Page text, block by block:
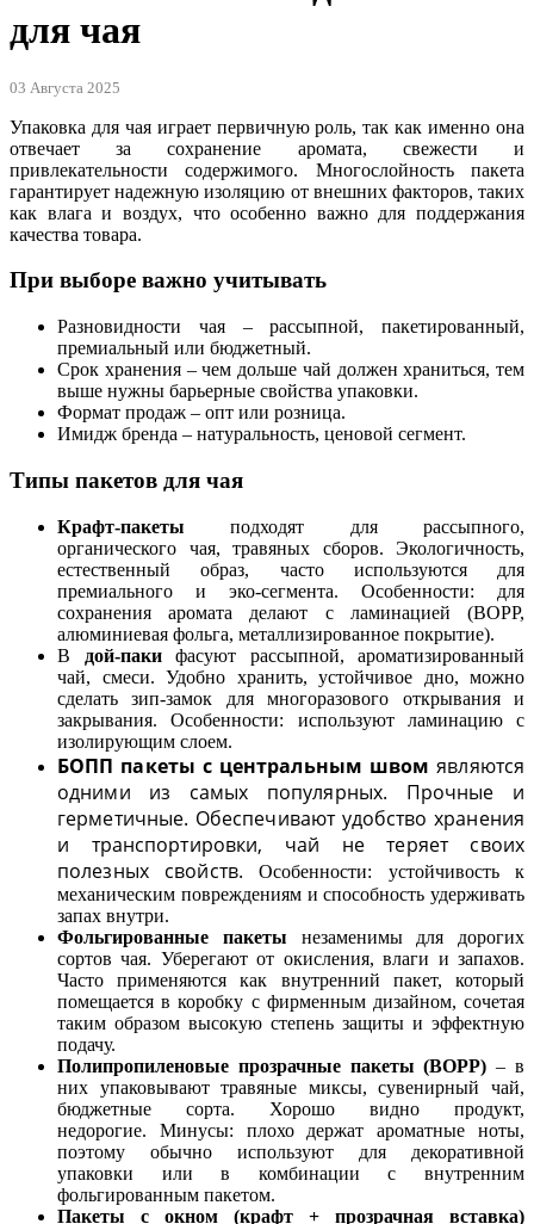
для чая
03 Августа 2025
Упаковка для чая играет первичную роль, так как именно она
отвечает за сохранение аромата, свежести и
привлекательности содержимого. Многослойность пакета
гарантирует надежную изоляцию от внешних факторов, таких
как влага и воздух, что особенно важно для поддержания
качества товара.
При выборе важно учитывать
Разновидности чая – рассыпной, пакетированный,
премиальный или бюджетный.
Срок хранения – чем дольше чай должен храниться, тем
выше нужны барьерные свойства упаковки.
Формат продаж – опт или розница.
Имидж бренда – натуральность, ценовой сегмент.
Типы пакетов для чая
Крафт-пакеты подходят для рассыпного,
органического чая, травяных сборов. Экологичность,
естественный образ, часто используются для
премиального и эко-сегмента. Особенности:
для
сохранения аромата делают с ламинацией (BOPP,
алюминиевая фольга, металлизированное покрытие).
В дой-паки фасуют рассыпной, ароматизированный
чай, смеси. Удобно хранить, устойчивое дно, можно
сделать зип-замок для многоразового открывания и
закрывания. Особенности: используют ламинацию с
изолирующим слоем.
БОПП пакеты с центральным швом являются
одними из самых популярных. Прочные и
герметичные. Обеспечивают удобство хранения
и транспортировки, чай не теряет своих
полезных свойств.Особенности: устойчивость к
механическим повреждениям и способность удерживать
запах внутри.
Фольгированные пакеты незаменимы для дорогих
сортов чая. Уберегают от окисления, влаги и запахов.
Часто применяются как внутренний пакет, который
помещается в коробку с фирменным дизайном, сочетая
таким образом высокую степень защиты и эффектную
подачу.
Полипропиленовые прозрачные пакеты (BOPP)– в
них упаковывают травяные миксы, сувенирный чай,
бюджетные сорта. Хорошо видно продукт,
недорогие. Минусы: плохо держат ароматные ноты,
поэтому обычно используют для декоративной
упаковки или в комбинации с внутренним
фольгированным пакетом.
Пакеты с окном (крафт + прозрачная вставка)